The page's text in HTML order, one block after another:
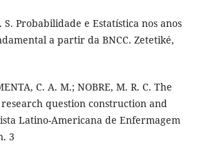
S. Probabilidade e Estatística nos anos
a partir da BNCC. Zetetiké,
C. A. M.; NOBRE, M. R. C. The
question construction and
Latino-Americana de Enfermagem
3